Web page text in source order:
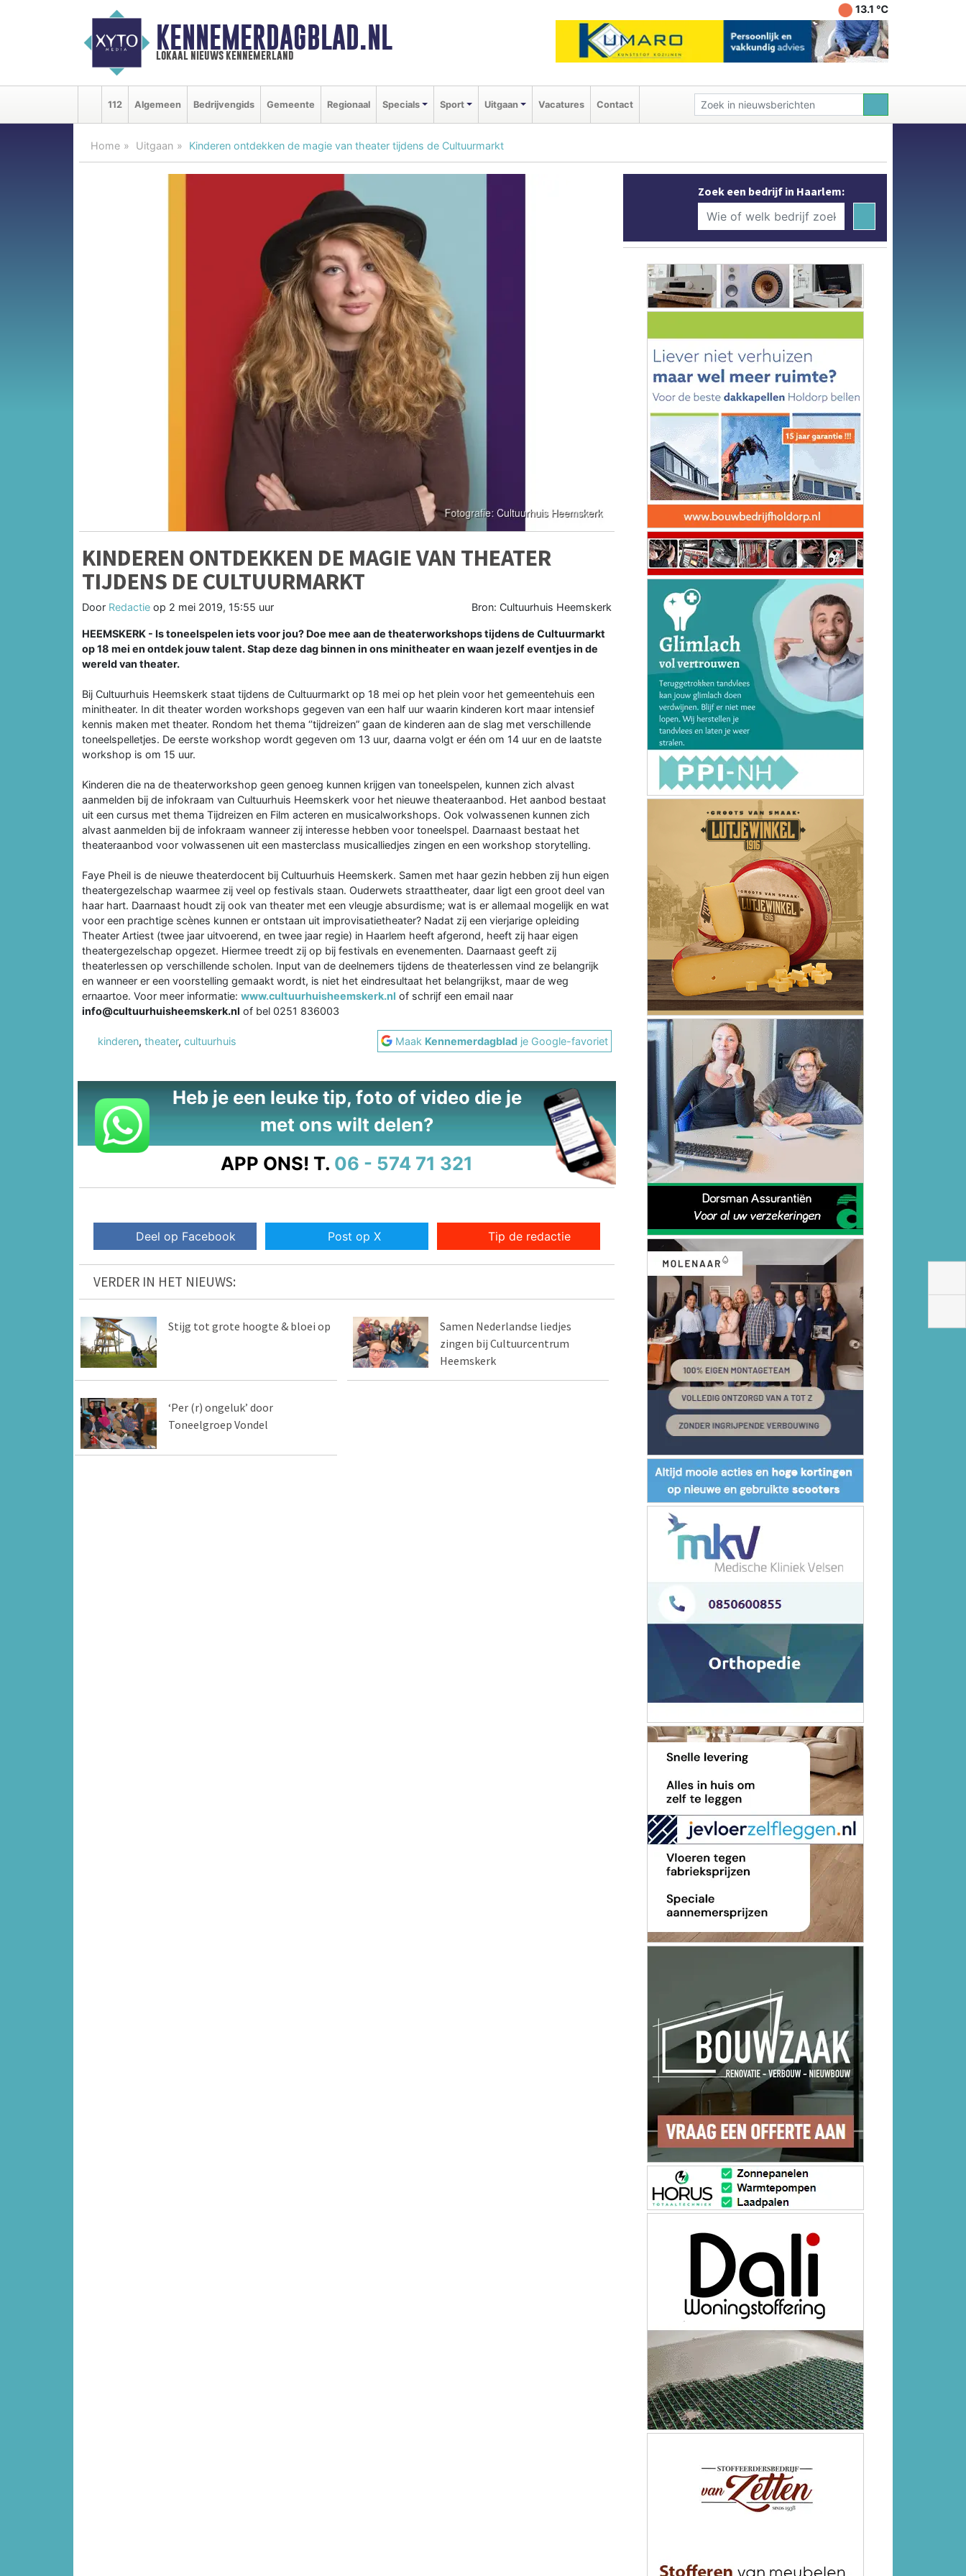
KENNEMERDAGBLAD.NL
lokaal nieuws kennemerland
13.1 ℃
112 Algemeen Bedrijvengids Gemeente Regionaal Specials Sport Uitgaan Vacatures Contact
Home Uitgaan Kinderen ontdekken de magie van theater tijdens de Cultuurmarkt
KINDEREN ONTDEKKEN DE MAGIE VAN THEATER
TIJDENS DE CULTUURMARKT
Door Redactie op 2 mei 2019, 15:55 uur Bron: Cultuurhuis Heemskerk
HEEMSKERK - Is toneelspelen iets voor jou? Doe mee aan de theaterworkshops tijdens de Cultuurmarkt
op 18 mei en ontdek jouw talent. Stap deze dag binnen in ons minitheater en waan jezelf eventjes in de
wereld van theater.
Bij Cultuurhuis Heemskerk staat tijdens de Cultuurmarkt op 18 mei op het plein voor het gemeentehuis een
minitheater. In dit theater worden workshops gegeven van een half uur waarin kinderen kort maar intensief
kennis maken met theater. Rondom het thema ‘’tijdreizen” gaan de kinderen aan de slag met verschillende
toneelspelletjes. De eerste workshop wordt gegeven om 13 uur, daarna volgt er één om 14 uur en de laatste
workshop is om 15 uur.
Kinderen die na de theaterworkshop geen genoeg kunnen krijgen van toneelspelen, kunnen zich alvast
aanmelden bij de infokraam van Cultuurhuis Heemskerk voor het nieuwe theateraanbod. Het aanbod bestaat
uit een cursus met thema Tijdreizen en Film acteren en musicalworkshops. Ook volwassenen kunnen zich
alvast aanmelden bij de infokraam wanneer zij interesse hebben voor toneelspel. Daarnaast bestaat het
theateraanbod voor volwassenen uit een masterclass musicalliedjes zingen en een workshop storytelling.
Faye Pheil is de nieuwe theaterdocent bij Cultuurhuis Heemskerk. Samen met haar gezin hebben zij hun eigen
theatergezelschap waarmee zij veel op festivals staan. Ouderwets straattheater, daar ligt een groot deel van
haar hart. Daarnaast houdt zij ook van theater met een vleugje absurdisme; wat is er allemaal mogelijk en wat
voor een prachtige scènes kunnen er ontstaan uit improvisatietheater? Nadat zij een vierjarige opleiding
Theater Artiest (twee jaar uitvoerend, en twee jaar regie) in Haarlem heeft afgerond, heeft zij haar eigen
theatergezelschap opgezet. Hiermee treedt zij op bij festivals en evenementen. Daarnaast geeft zij
theaterlessen op verschillende scholen. Input van de deelnemers tijdens de theaterlessen vind ze belangrijk
en wanneer er een voorstelling gemaakt wordt, is niet het eindresultaat het belangrijkst, maar de weg
ernaartoe. Voor meer informatie: www.cultuurhuisheemskerk.nl of schrijf een email naar
info@cultuurhuisheemskerk.nl of bel 0251 836003
kinderen, theater, cultuurhuis Maak Kennemerdagblad je Google-favoriet
Heb je een leuke tip, foto of video die je
met ons wilt delen?
APP ONS! T. 06 - 574 71 321
Deel op Facebook Post op X Tip de redactie
VERDER IN HET NIEUWS:
Stijg tot grote hoogte & bloei op
Samen Nederlandse liedjes
zingen bij Cultuurcentrum
Heemskerk
‘Per (r) ongeluk’ door
Toneelgroep Vondel
Zoek een bedrijf in Haarlem: